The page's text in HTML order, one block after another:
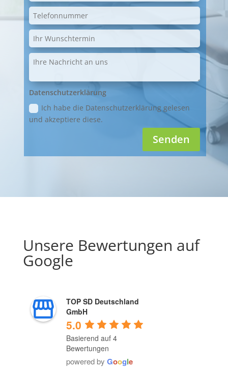
Datenschutzerklärung
Ich habe die Datenschutzerklärung gelesen
und akzeptiere diese.
Senden
Unsere Bewertungen auf
Google
TOP SD Deutschland
GmbH
5.0
Basierend auf 4
Bewertungen
powered by Google